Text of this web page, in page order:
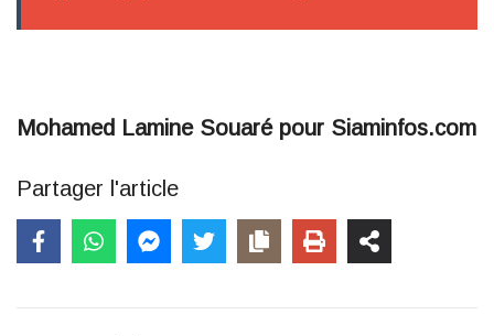
Mohamed Lamine Souaré pour Siaminfos.com
Partager l'article